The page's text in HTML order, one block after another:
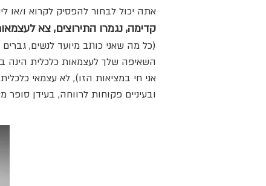
אתה יכול לבחור להפסיק לקרוא ו/או
קדימה, נגמרו התירוצים, צא
(כל מה שאני כותב מיועד לנשים,
השאיפה שלך לעצמאות כלכלית הינה
אני חי במציאות הזו), לא עצמאי
ובעיניים פקוחות לרווחה, בעידן סופר